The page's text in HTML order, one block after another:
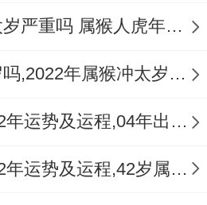
属猴人2022年犯太岁严重吗 属猴人虎年需要佩戴什么风水吉祥物
属猴2022年犯太岁吗,2022年属猴冲太岁如何化解运势
2004年属猴人2022年运势及运程,04年出生的18岁属猴2022年每月运程详解
1980年属猴女2022年运势及运程,42岁属猴人2022全年每月运势女性如何